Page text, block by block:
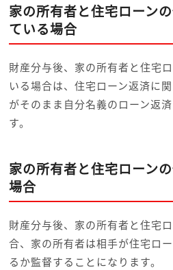
家の所有者と住宅ローン
ている場合
財産分与後、家の所有者と住宅
いる場合は、住宅ローン返済に
がそのまま自分名義のローン返
す。
家の所有者と住宅ローン
場合
財産分与後、家の所有者と住宅
合、家の所有者は相手が住宅ロ
るか監督することになります。